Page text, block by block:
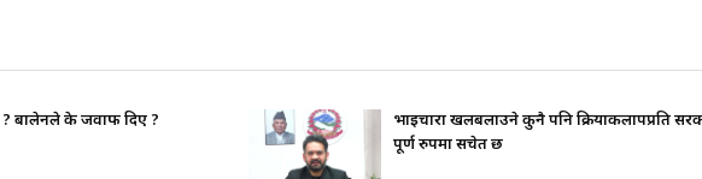
भाइचारा खलबलाउने कुनै पनि क्रियाकलापप्रति सरकार
जिउँदै पार्टी कार्यालय जान